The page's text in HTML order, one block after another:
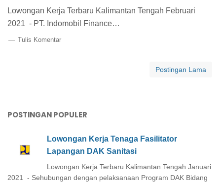
Lowongan Kerja Terbaru Kalimantan Tengah Februari
2021 - PT. Indomobil Finance…
Tulis Komentar
Postingan Lama
POSTINGAN POPULER
Lowongan Kerja Tenaga Fasilitator
Lapangan DAK Sanitasi
Lowongan Kerja Terbaru Kalimantan Tengah Januari
2021 - Sehubungan dengan pelaksanaan Program DAK Bidang